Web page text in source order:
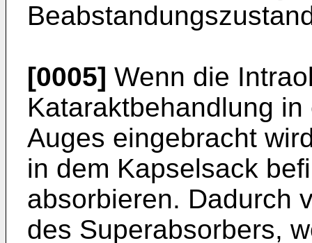
[0005] Wenn die
Kataraktbehandlung
Auges eingebracht
in dem Kapselsack
absorbieren. Dadurch
des Superabsorbers,